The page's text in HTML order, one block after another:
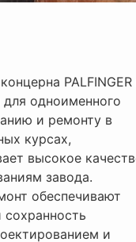
PALFINGER
одноименного
и ремонту в
курсах,
высокое
завода.
обеспечивают
и